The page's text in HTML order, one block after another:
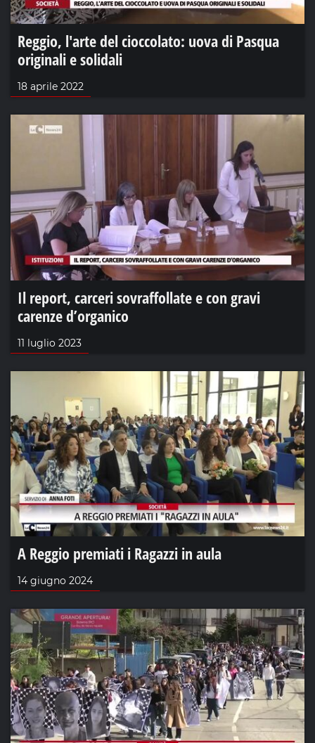
Reggio, l'arte del cioccolato: uova di Pasqua
originali e solidali
18 aprile 2022
Il report, carceri sovraffollate e con gravi
carenze d’organico
11 luglio 2023
A Reggio premiati i Ragazzi in aula
14 giugno 2024